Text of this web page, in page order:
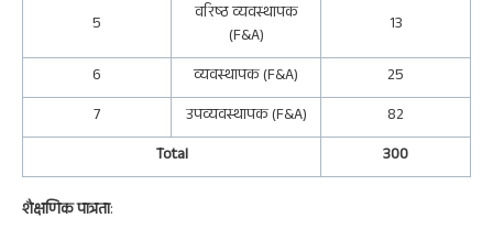
5
वरिष्ठ व्यवस्थापक
(F&A)
13
6
व्यवस्थापक (F&A)
25
7
उपव्यवस्थापक (F&A)
82
Total
300
शैक्षणिक पात्रता: